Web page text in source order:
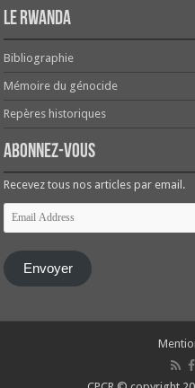
Le Rwanda
Bibliographie
Mémoire du génocide
Repères historiques
Abonnez-vous
Recevez tous nos articles par email.
Email
Address
Envoyer